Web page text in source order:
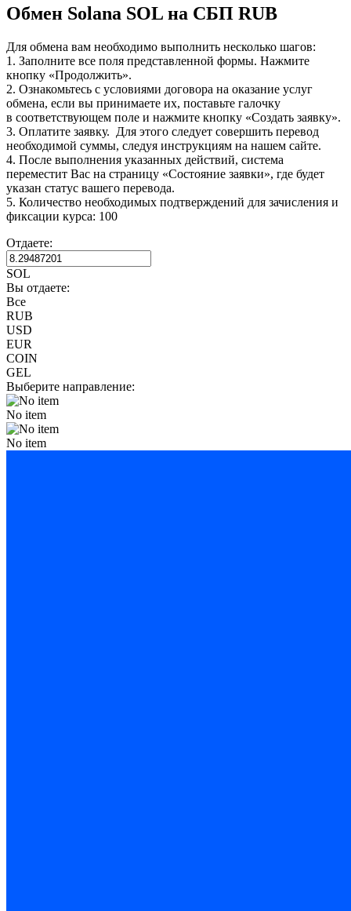
Обмен Solana SOL на СБП RUB
Для обмена вам необходимо выполнить несколько шагов:
1. Заполните все поля представленной формы. Нажмите
кнопку «Продолжить».
2. Ознакомьтесь с условиями договора на оказание услуг
обмена, если вы принимаете их, поставьте галочку
в соответствующем поле и нажмите кнопку «Создать заявку».
3. Оплатите заявку. Для этого следует совершить перевод
необходимой суммы, следуя инструкциям на нашем сайте.
4. После выполнения указанных действий, система
переместит Вас на страницу «Состояние заявки», где будет
указан статус вашего перевода.
5. Количество необходимых подтверждений для зачисления и
фиксации курса: 100
Отдаете:
SOL
Вы отдаете:
Все
RUB
USD
EUR
COIN
GEL
Выберите направление:
No item
No item